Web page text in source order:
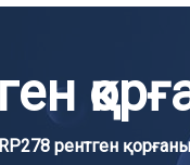
RP278 рентген